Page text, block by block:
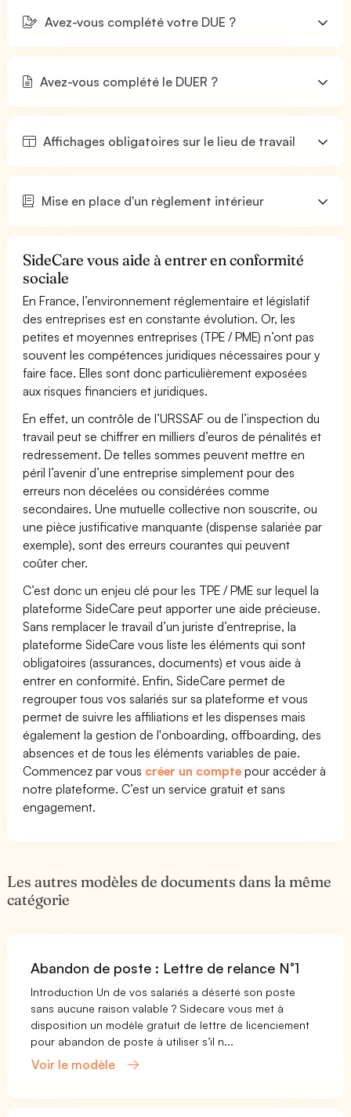
Avez-vous complété votre DUE ?
Avez-vous complété le DUER ?
Affichages obligatoires sur le lieu de travail
Mise en place d'un règlement intérieur
SideCare vous aide à entrer en conformité
sociale
En France, l’environnement réglementaire et législatif
des entreprises est en constante évolution. Or, les
petites et moyennes entreprises (TPE / PME) n’ont pas
souvent les compétences juridiques nécessaires pour y
faire face. Elles sont donc particulièrement exposées
aux risques financiers et juridiques.
En effet, un contrôle de l’URSSAF ou de l’inspection du
travail peut se chiffrer en milliers d’euros de pénalités et
redressement. De telles sommes peuvent mettre en
péril l’avenir d’une entreprise simplement pour des
erreurs non décelées ou considérées comme
secondaires. Une mutuelle collective non souscrite, ou
une pièce justificative manquante (dispense salariée par
exemple), sont des erreurs courantes qui peuvent
coûter cher.
C’est donc un enjeu clé pour les TPE / PME sur lequel la
plateforme SideCare peut apporter une aide précieuse.
Sans remplacer le travail d’un juriste d’entreprise, la
plateforme SideCare vous liste les éléments qui sont
obligatoires (assurances, documents) et vous aide à
entrer en conformité. Enfin, SideCare permet de
regrouper tous vos salariés sur sa plateforme et vous
permet de suivre les affiliations et les dispenses mais
également la gestion de l'onboarding, offboarding, des
absences et de tous les éléments variables de paie.
Commencez par vous créer un compte pour accéder à
notre plateforme. C’est un service gratuit et sans
engagement.
Les autres modèles de documents dans la même
catégorie
Abandon de poste : Lettre de relance N°1
Introduction Un de vos salariés a déserté son poste
sans aucune raison valable ? Sidecare vous met à
disposition un modèle gratuit de lettre de licenciement
pour abandon de poste à utiliser s’il n...
Voir le modèle